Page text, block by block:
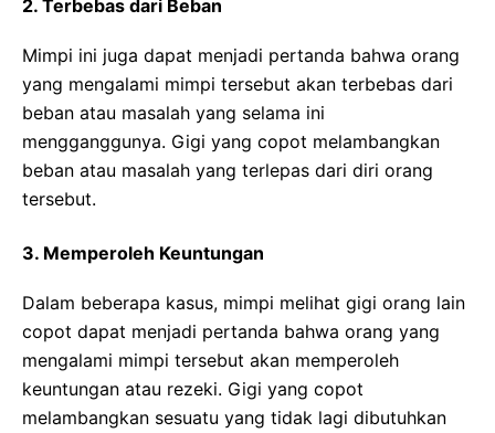
2. Terbebas dari Beban
Mimpi ini juga dapat menjadi pertanda bahwa orang
yang mengalami mimpi tersebut akan terbebas dari
beban atau masalah yang selama ini
mengganggunya. Gigi yang copot melambangkan
beban atau masalah yang terlepas dari diri orang
tersebut.
3. Memperoleh Keuntungan
Dalam beberapa kasus, mimpi melihat gigi orang lain
copot dapat menjadi pertanda bahwa orang yang
mengalami mimpi tersebut akan memperoleh
keuntungan atau rezeki. Gigi yang copot
melambangkan sesuatu yang tidak lagi dibutuhkan